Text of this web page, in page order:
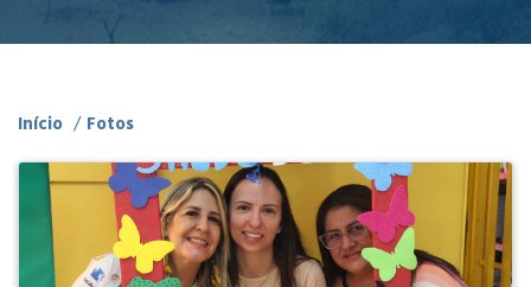
Início / Fotos